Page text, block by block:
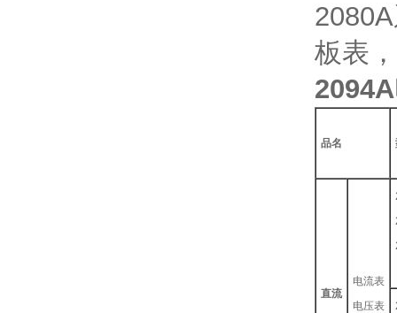
板表
品名
直流
电流表
电压表